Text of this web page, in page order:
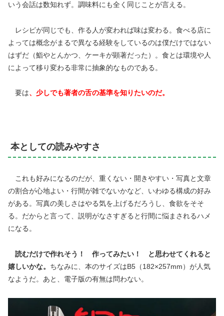
いう会話は数知れず。調味料にも全く同じことが言える。
レシピが同じでも、作る人が変われば味は変わる。食べる店に
よっては概念がまるで異なる経験をしているのは僕だけではない
はずだ（鮨やとんかつ、ケーキが顕著だった）。食とは環境や人
によって移り変わる非常に抽象的なものである。
要は、少しでも著者の舌の基準を知りたいのだ。
本としての読みやすさ
これも好みになるのだが、重くない・開きやすい・写真と文章
の割合が心地よい・行間が雑でないかなど、いわゆる構成の好み
がある。写真の美しさはやる気を上げるだろうし、食欲をそそ
る。だからと言って、説明がなさすぎると行間に悩まされるハメ
になる。
読むだけで作れそう！ 作ってみたい！ と思わせてくれると
嬉しいかな。 ちなみに、本のサイズはB5（182×257mm）が人気
なようだ。あと、電子版の有無は問わない。